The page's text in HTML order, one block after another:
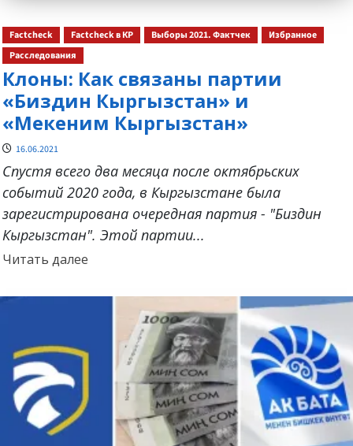
Factcheck Factcheck в КР Выборы 2021. Фактчек
Избранное
Расследования
Клоны: Как связаны партии
«Биздин Кыргызстан» и
«Мекеним Кыргызстан»
16.06.2021
Спустя всего два месяца после октябрьских
событий 2020 года, в Кыргызстане была
зарегистрирована очередная партия - "Биздин
Кыргызстан". Этой партии...
Читать далееПрочитать
о